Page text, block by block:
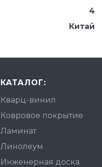
4
Китай
КАТАЛОГ:
Кварц-винил
Ковровое покрытие
Ламинат
Линолеум
Инженерная доска